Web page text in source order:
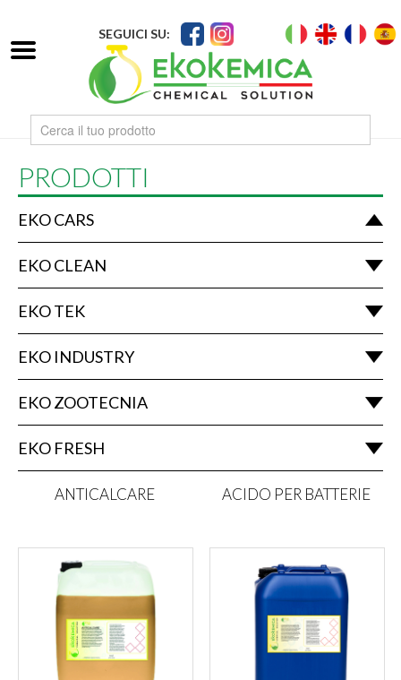
SEGUICI SU:
PRODOTTI
EKO CARS
EKO CLEAN
EKO TEK
EKO INDUSTRY
EKO ZOOTECNIA
EKO FRESH
ANTICALCARE ACIDO PER BATTERIE